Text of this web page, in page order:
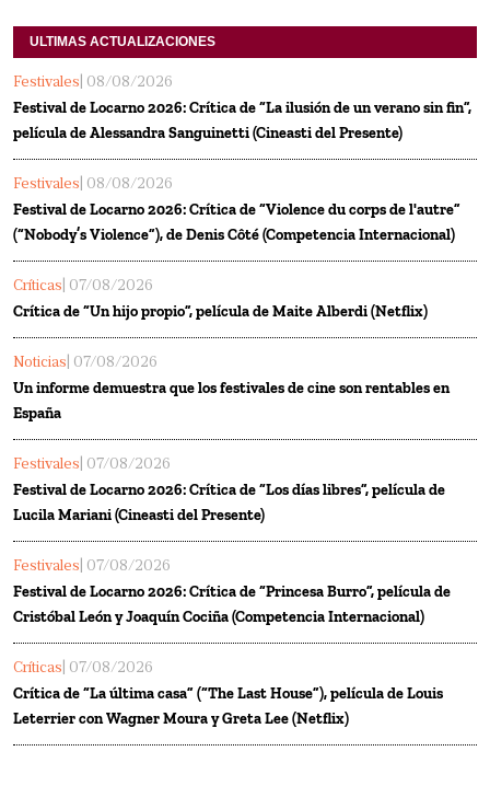
ULTIMAS ACTUALIZACIONES
Festivales | 08/08/2026
Festival de Locarno 2026: Crítica de “La ilusión de un verano sin fin”,
película de Alessandra Sanguinetti (Cineasti del Presente)
Festivales | 08/08/2026
Festival de Locarno 2026: Crítica de “Violence du corps de l'autre”
(“Nobody’s Violence”), de Denis Côté (Competencia Internacional)
Críticas | 07/08/2026
Crítica de “Un hijo propio”, película de Maite Alberdi (Netflix)
Noticias | 07/08/2026
Un informe demuestra que los festivales de cine son rentables en
España
Festivales | 07/08/2026
Festival de Locarno 2026: Crítica de “Los días libres”, película de
Lucila Mariani (Cineasti del Presente)
Festivales | 07/08/2026
Festival de Locarno 2026: Crítica de “Princesa Burro”, película de
Cristóbal León y Joaquín Cociña (Competencia Internacional)
Críticas | 07/08/2026
Crítica de “La última casa” (“The Last House”), película de Louis
Leterrier con Wagner Moura y Greta Lee (Netflix)